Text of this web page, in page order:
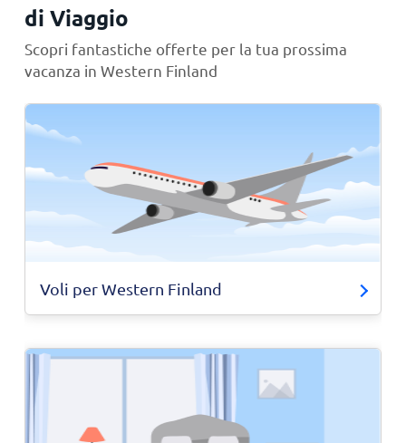
di Viaggio
Scopri fantastiche offerte per la tua prossima
vacanza in Western Finland
Voli per Western Finland